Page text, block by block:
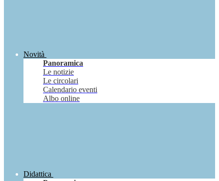
Novità
Panoramica
Le notizie
Le circolari
Calendario eventi
Albo online
Didattica